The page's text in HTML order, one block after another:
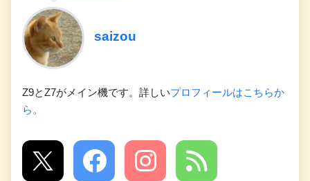
saizou
Z9とZ7がメイン機です。詳しいプロフィールはこちらか
ら。